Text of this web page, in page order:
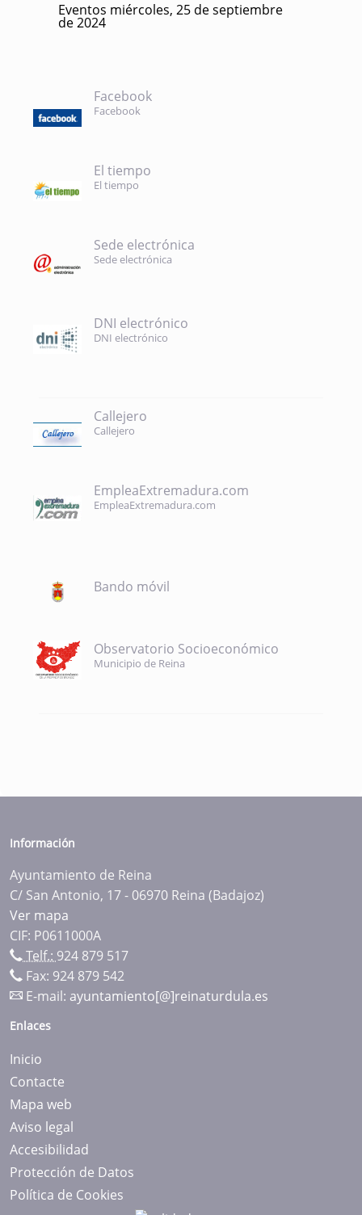
Eventos miércoles, 25 de septiembre
de 2024
Facebook
Facebook
El tiempo
El tiempo
Sede electrónica
Sede electrónica
DNI electrónico
DNI electrónico
Callejero
Callejero
EmpleaExtremadura.com
EmpleaExtremadura.com
Bando móvil
Observatorio Socioeconómico
Municipio de Reina
Información
Ayuntamiento de Reina
C/ San Antonio, 17 - 06970 Reina (Badajoz)
Ver mapa
CIF: P0611000A
Telf.: 924 879 517
Fax: 924 879 542
E-mail: ayuntamiento[@]reinaturdula.es
Enlaces
Inicio
Contacte
Mapa web
Aviso legal
Accesibilidad
Protección de Datos
Política de Cookies